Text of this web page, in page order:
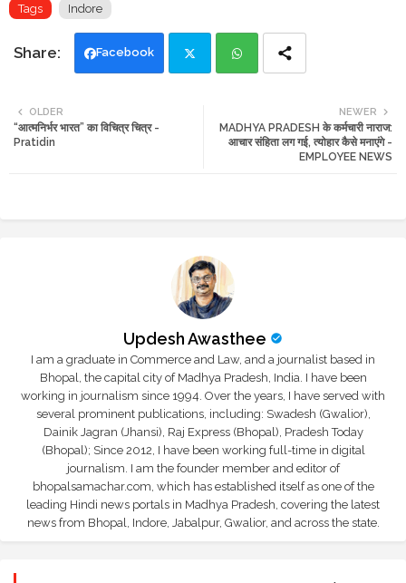
Tags Indore
Facebook
ats
NEWER
MADHYA PRADESH के कर्मचारी नाराज:
आचार संहिता लग गई, त्योहार कैसे मनाएंगे -
EMPLOYEE NEWS
OLDER
“आत्मनिर्भर भारत” का विचित्र चित्र -
Pratidin
Updesh Awasthee
I am a graduate in Commerce and Law, and a journalist based in
Bhopal, the capital city of Madhya Pradesh, India. I have been
working in journalism since 1994. Over the years, I have served with
several prominent publications, including: Swadesh (Gwalior),
Dainik Jagran (Jhansi), Raj Express (Bhopal), Pradesh Today
(Bhopal); Since 2012, I have been working full-time in digital
journalism. I am the founder member and editor of
bhopalsamachar.com, which has established itself as one of the
leading Hindi news portals in Madhya Pradesh, covering the latest
news from Bhopal, Indore, Jabalpur, Gwalior, and across the state.